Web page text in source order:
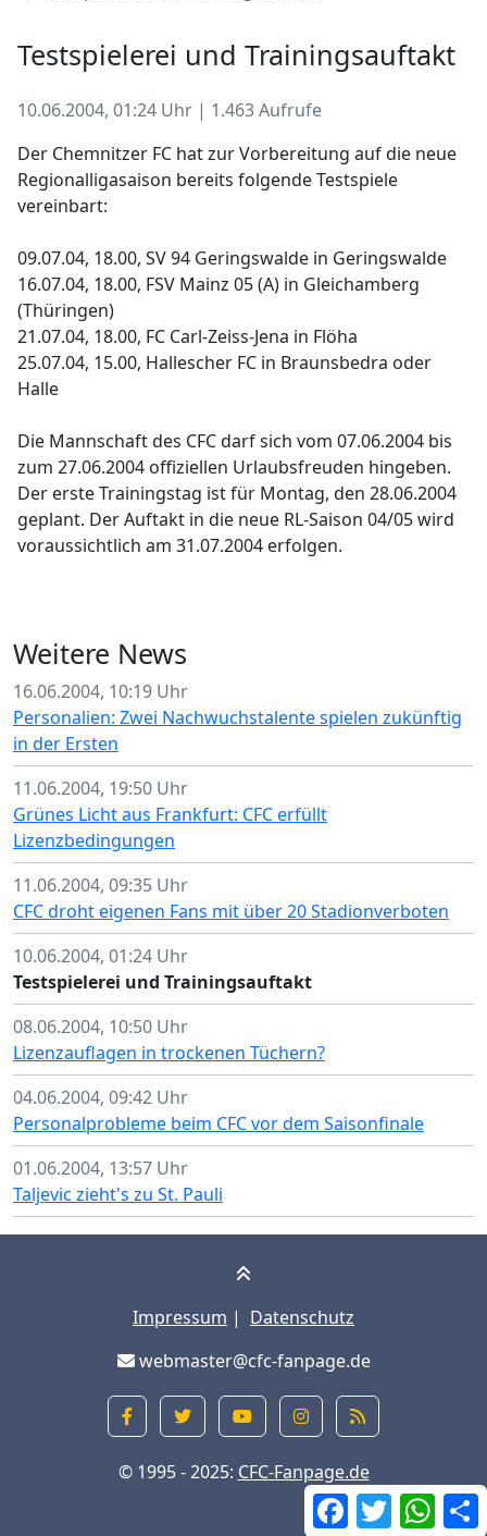
Facebook
Twitter
Testspielerei und Trainingsauftakt
10.06.2004, 01:24 Uhr | 1.463 Aufrufe
Der Chemnitzer FC hat zur Vorbereitung auf die neue
Regionalligasaison bereits folgende Testspiele
vereinbart:
09.07.04, 18.00, SV 94 Geringswalde in Geringswalde
16.07.04, 18.00, FSV Mainz 05 (A) in Gleichamberg
(Thüringen)
21.07.04, 18.00, FC Carl-Zeiss-Jena in Flöha
25.07.04, 15.00, Hallescher FC in Braunsbedra oder
Halle
Die Mannschaft des CFC darf sich vom 07.06.2004 bis
zum 27.06.2004 offiziellen Urlaubsfreuden hingeben.
Der erste Trainingstag ist für Montag, den 28.06.2004
geplant. Der Auftakt in die neue RL-Saison 04/05 wird
voraussichtlich am 31.07.2004 erfolgen.
Weitere News
16.06.2004, 10:19 Uhr
Personalien: Zwei Nachwuchstalente spielen zukünftig
in der Ersten
11.06.2004, 19:50 Uhr
Grünes Licht aus Frankfurt: CFC erfüllt
Lizenzbedingungen
11.06.2004, 09:35 Uhr
CFC droht eigenen Fans mit über 20 Stadionverboten
10.06.2004, 01:24 Uhr
Testspielerei und Trainingsauftakt
08.06.2004, 10:50 Uhr
Lizenzauflagen in trockenen Tüchern?
04.06.2004, 09:42 Uhr
Personalprobleme beim CFC vor dem Saisonfinale
01.06.2004, 13:57 Uhr
Taljevic zieht's zu St. Pauli
Impressum | Datenschutz
webmaster@cfc-fanpage.de
© 1995 - 2025: CFC-Fanpage.de